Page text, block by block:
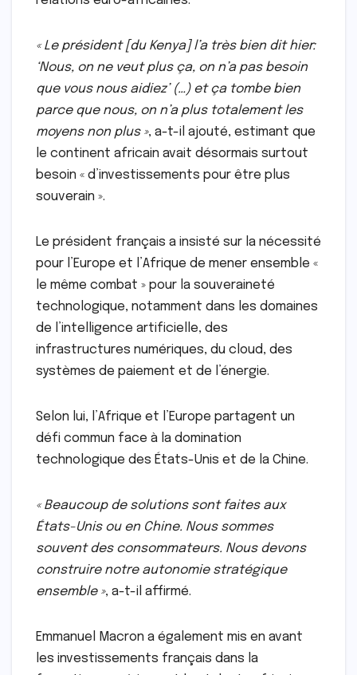
« Le président [du Kenya] l’a très bien dit hier:
‘Nous, on ne veut plus ça, on n’a pas besoin
que vous nous aidiez’ (…) et ça tombe bien
parce que nous, on n’a plus totalement les
moyens non plus », a-t-il ajouté, estimant que
le continent africain avait désormais surtout
besoin « d’investissements pour être plus
souverain ».
Le président français a insisté sur la nécessité
pour l’Europe et l’Afrique de mener ensemble «
le même combat » pour la souveraineté
technologique, notamment dans les domaines
de l’intelligence artificielle, des
infrastructures numériques, du cloud, des
systèmes de paiement et de l’énergie.
Selon lui, l’Afrique et l’Europe partagent un
défi commun face à la domination
technologique des États-Unis et de la Chine.
« Beaucoup de solutions sont faites aux
États-Unis ou en Chine. Nous sommes
souvent des consommateurs. Nous devons
construire notre autonomie stratégique
ensemble », a-t-il affirmé.
Emmanuel Macron a également mis en avant
les investissements français dans la